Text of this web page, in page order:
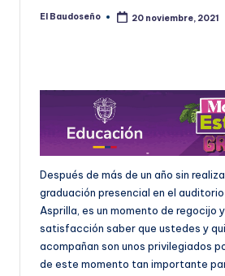
Publicado
El Baudoseño 20 noviembre, 2021
Después de más de un año sin
graduación presencial en el
Asprilla, es un momento de regocijo
satisfacción saber que ustedes y
acompañan son unos privilegiados
de este momento tan importante